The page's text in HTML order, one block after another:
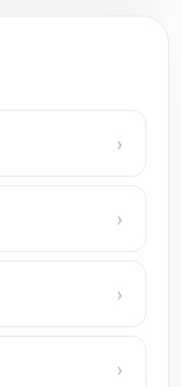
›
›
›
›